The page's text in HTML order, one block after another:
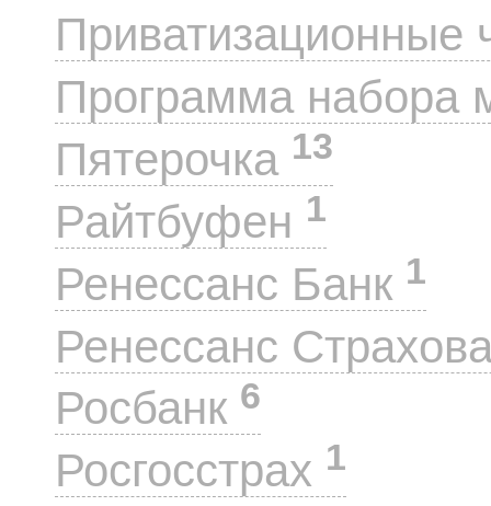
Приватизационные
Программа набора
Пятерочка 13
Райтбуфен 1
Ренессанс Банк 1
Ренессанс
Росбанк 6
Росгосстрах 1